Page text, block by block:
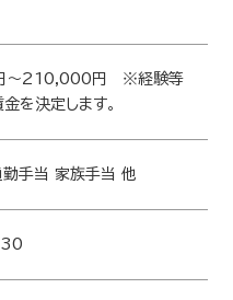
～210,000円 ※経験等
を決定します。
手当 家族手当 他